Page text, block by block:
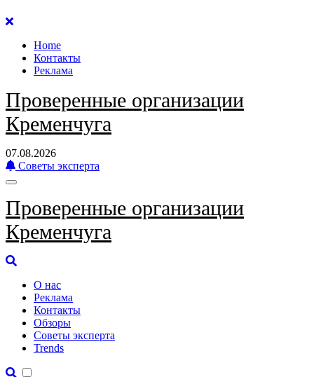
Перейти
содержанию
Home
Контакты
Реклама
Проверенные организации
Кременчуга
07.08.2026
Советы эксперта
Проверенные организации
Кременчуга
О нас
Реклама
Контакты
Обзоры
Советы эксперта
Trends